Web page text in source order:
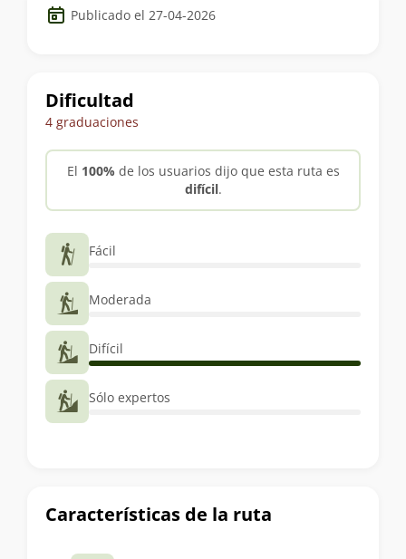
del Publicado el 27-04-2026
Características de la ruta
Dificultad
4 graduaciones
El 100% de los usuarios dijo que esta ruta es
difícil.
Fácil
Moderada
Difícil
Sólo expertos